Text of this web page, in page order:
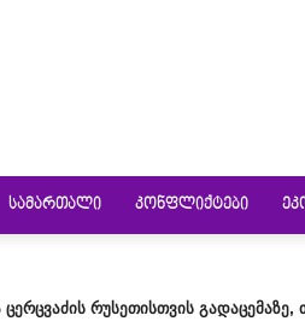
ᲡᲐᲛᲐᲠᲗᲐᲚᲘ ᲙᲝᲜᲤᲚᲘᲥᲢᲔᲑᲘ
რუსეთისთვის გადაცემაზე,